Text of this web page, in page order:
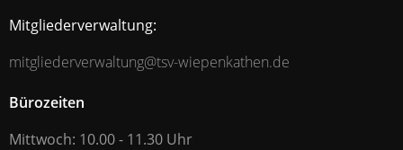
Bürozeiten
Mittwoch: 10.00 - 11.30 Uhr
Mitgliederverwaltung:
mitgliederverwaltung@tsv-wiepenkathen.de